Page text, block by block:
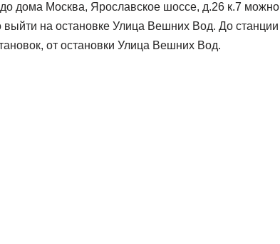
дома Москва, Ярославское шоссе, д.26 к.7 можно
выйти на остановке Улица Вешних Вод. До станции
от остановки Улица Вешних Вод.